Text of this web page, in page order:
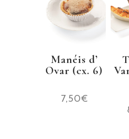
Manéis d’
Ovar (cx. 6)
7,50€